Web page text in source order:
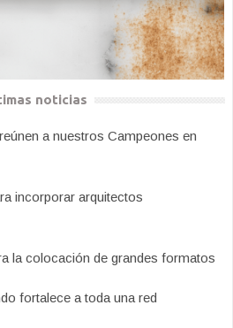
noticias
a nuestros Campeones en
incorporar arquitectos
la colocación de grandes formatos
fortalece a toda una red